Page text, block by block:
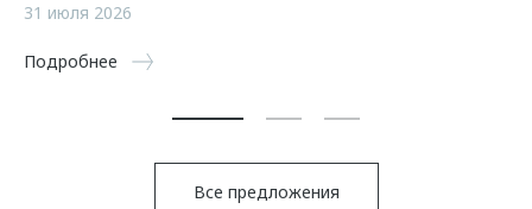
31 июля 2026
Подробнее
Все предложения